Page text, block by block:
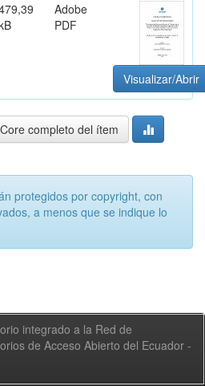
Adobe
PDF
Visualizar/Abrir
completo del ítem
protegidos por copyright, con
a menos que se indique lo
integrado a la Red de
de Acceso Abierto del Ecuador -